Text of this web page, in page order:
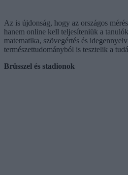
Az is újdonság, hogy az országos
hanem online kell teljesíteniük a
matematika, szövegértés és
természettudományból is tesztelik a
Brüsszel és stadionok